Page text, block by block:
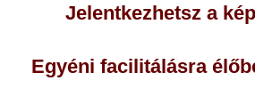
Jelentkezhetsz a
Egyéni facilitálásra